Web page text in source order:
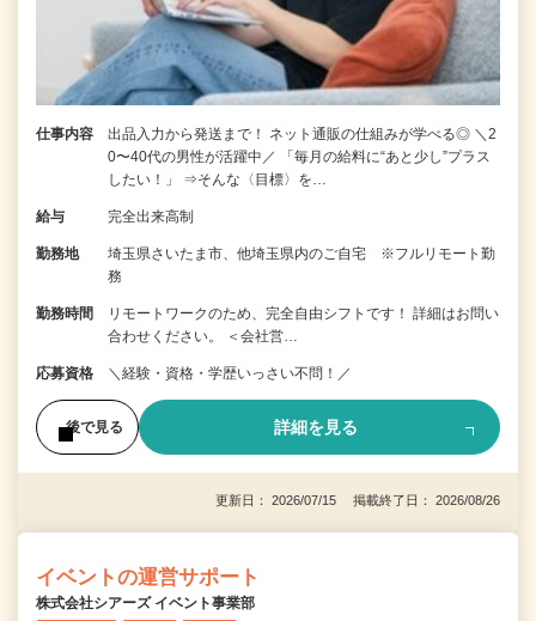
仕事内容
出品入力から発送まで！ ネット通販の仕組みが学べる◎ ＼2
0〜40代の男性が活躍中／ 「毎月の給料に“あと少し”プラス
したい！」 ⇒そんな〈目標〉を…
給与 完全出来高制
勤務地
埼玉県さいたま市、他埼玉県内のご自宅 ※フルリモート勤
務
勤務時間
リモートワークのため、完全自由シフトです！ 詳細はお問い
合わせください。 ＜会社営…
応募資格 ＼経験・資格・学歴いっさい不問！／
後で見る 詳細を見る
更新日： 2026/07/15 掲載終了日： 2026/08/26
イベントの運営サポート
株式会社シアーズ イベント事業部